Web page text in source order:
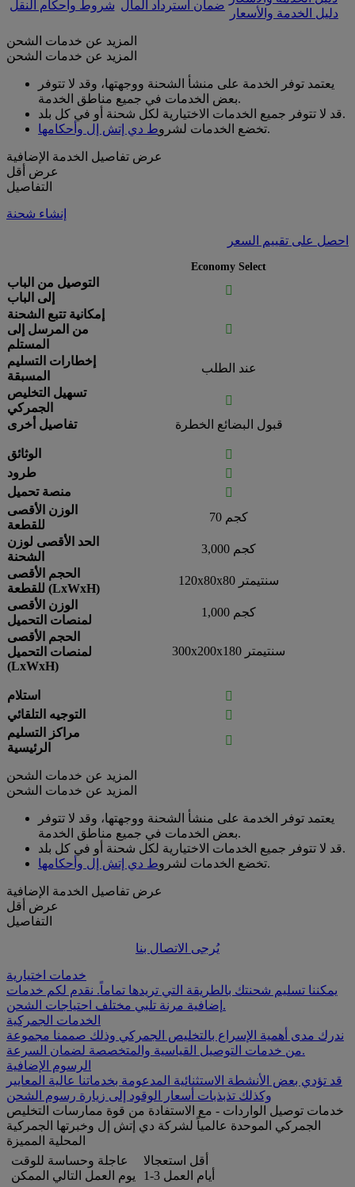
شروط وأحكام النقل ضمان استرداد المال
دليل الخدمة والأسعار
المزيد عن خدمات الشحن
المزيد عن خدمات الشحن
يعتمد توفر الخدمة على منشأ الشحنة ووجهتها، وقد لا تتوفر
بعض الخدمات في جميع مناطق الخدمة.
قد لا تتوفر جميع الخدمات الاختيارية لكل شحنة أو في كل بلد.
تخضع الخدمات لشروط دي إتش إل وأحكامها .
عرض تفاصيل الخدمة الإضافية
عرض أقل
التفاصيل
إنشاء شحنة
احصل على تقييم السعر
Economy Select
التوصيل من الباب
إلى الباب

إمكانية تتبع الشحنة
من المرسل إلى
المستلم

إخطارات التسليم
المسبقة
عند الطلب
تسهيل التخليص
الجمركي

تفاصيل أخرى
قبول البضائع الخطرة
الوثائق

طرود

منصة تحميل

الوزن الأقصى
للقطعة
70 كجم
الحد الأقصى لوزن
الشحنة
3,000 كجم
الحجم الأقصى
للقطعة (LxWxH)
120x80x80 سنتيمتر
الوزن الأقصى
لمنصات التحميل
1,000 كجم
الحجم الأقصى
لمنصات التحميل
(LxWxH)
300x200x180 سنتيمتر
استلام

التوجيه التلقائي

مراكز التسليم
الرئيسية

المزيد عن خدمات الشحن
المزيد عن خدمات الشحن
يعتمد توفر الخدمة على منشأ الشحنة ووجهتها، وقد لا تتوفر
بعض الخدمات في جميع مناطق الخدمة.
قد لا تتوفر جميع الخدمات الاختيارية لكل شحنة أو في كل بلد.
تخضع الخدمات لشروط دي إتش إل وأحكامها .
عرض تفاصيل الخدمة الإضافية
عرض أقل
التفاصيل
يُرجى الاتصال بنا
خدمات اختيارية
يمكننا تسليم شحنتك بالطريقة التي تريدها تماماً. نقدم لكم خدمات
إضافية مرنة تلبي مختلف احتياجات الشحن.
الخدمات الجمركية
ندرك مدى أهمية الإسراع بالتخليص الجمركي وذلك صممنا مجموعة
من خدمات التوصيل القياسية والمتخصصة لضمان السرعة.
الرسوم الإضافية
قد تؤدي بعض الأنشطة الاستثنائية المدعومة بخدماتنا عالية المعايير
وكذلك تذبذبات أسعار الوقود إلى زيارة رسوم الشحن
خدمات توصيل الواردات - مع الاستفادة من قوة ممارسات التخليص
الجمركي الموحدة عالمياً لشركة دي إتش إل وخبرتها الجمركية
المحلية المميزة
عاجلة وحساسة للوقت
يوم العمل التالي الممكن
أقل استعجالا
1-3 أيام العمل